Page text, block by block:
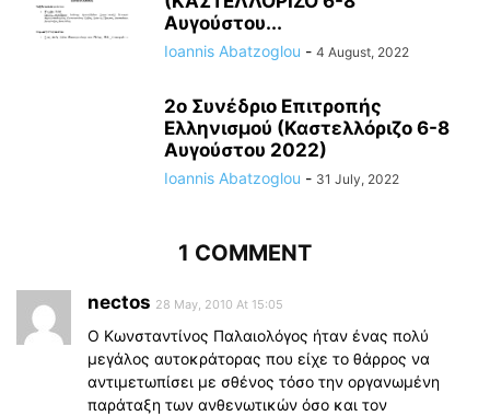
Αυγούστου...
Ioannis Abatzoglou - 4 August, 2022
2ο Συνέδριο Επιτροπής
Ελληνισμού (Καστελλόριζο 6-8
Αυγούστου 2022)
Ioannis Abatzoglou - 31 July, 2022
1 COMMENT
nectos 28 May, 2010 At 15:05
Ο Κωνσταντίνος Παλαιολόγος ήταν ένας πολύ
μεγάλος αυτοκράτορας που είχε το θάρρος να
αντιμετωπίσει με σθένος τόσο την οργανωμένη
παράταξη των ανθενωτικών όσο και τον